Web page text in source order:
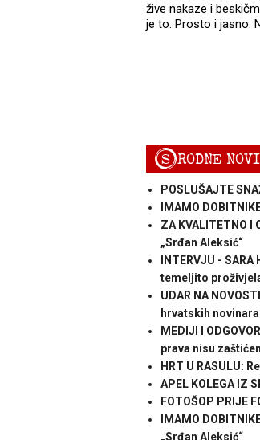
žive nakaze i
je to. Prosto i jasno.
SRODNE
POSLUŠAJTE
IMAMO
ZA KVALITETNO I
„Srđan Aleksić“
INTERVJU -
temeljito
UDAR NA
hrvatskih
MEDIJI I
prava nisu
HRT U RASULU:
APEL KOLEGA IZ
FOTOŠOP PRIJE
IMAMO
„Srđan Aleksić“